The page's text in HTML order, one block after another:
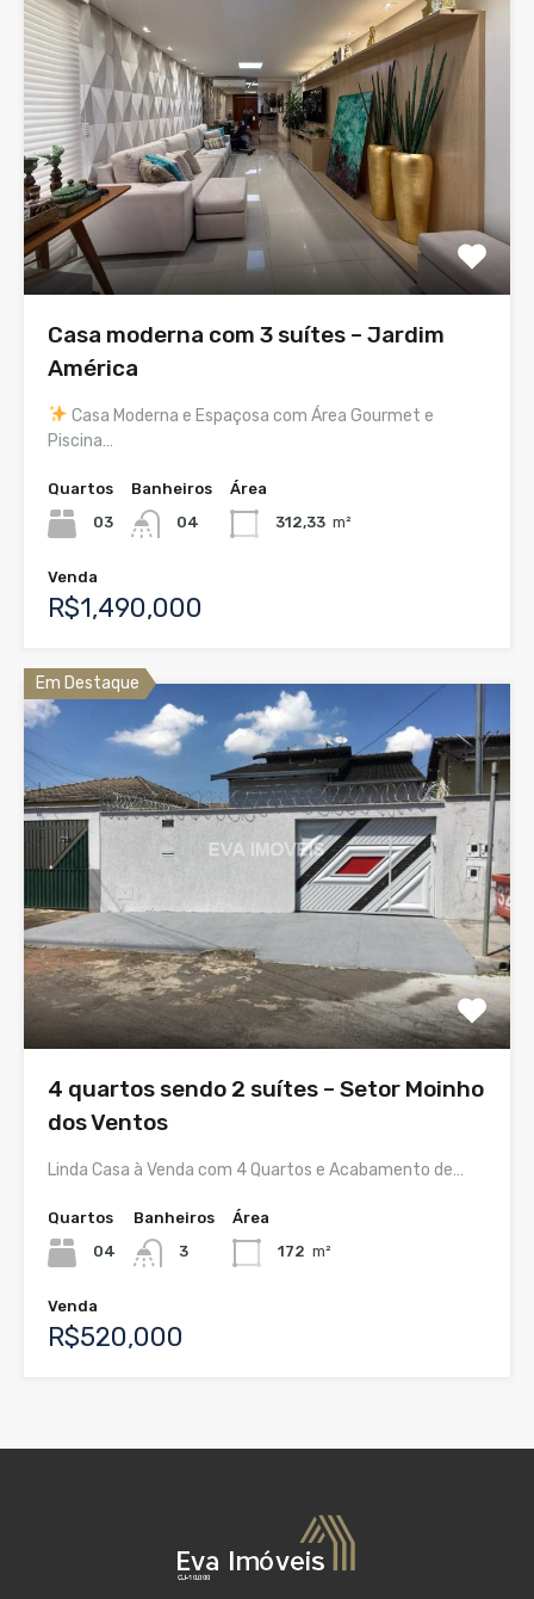
Casa moderna com 3 suítes – Jardim
América
Casa Moderna e Espaçosa com Área Gourmet e
Piscina…
Quartos
03
Banheiros
04
Área
312,33 m²
Venda
R$1,490,000
Em Destaque
4 quartos sendo 2 suítes – Setor Moinho
dos Ventos
Linda Casa à Venda com 4 Quartos e Acabamento de…
Quartos
04
Banheiros
3
Área
172 m²
Venda
R$520,000